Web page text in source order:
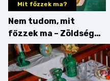
Mit főzzek ma?
Nem tudom, mit
főzzek ma – Zöldség
minden mennyiségben